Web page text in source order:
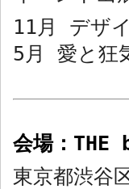
11月 デザ
5 月 愛と狂
会場： THE
東京都渋谷